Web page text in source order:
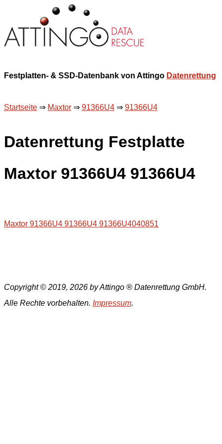
Festplatten- & SSD-Datenbank von Attingo Datenrettung
Startseite ⇒ Maxtor ⇒ 91366U4 ⇒ 91366U4
Datenrettung Festplatte
Maxtor 91366U4 91366U4
Maxtor 91366U4 91366U4 91366U4040851
Copyright © 2019, 2026 by Attingo ® Datenrettung GmbH.
Alle Rechte vorbehalten. Impressum.